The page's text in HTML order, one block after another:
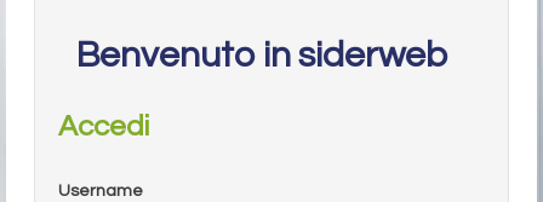
Benvenuto in siderweb
Accedi
Username